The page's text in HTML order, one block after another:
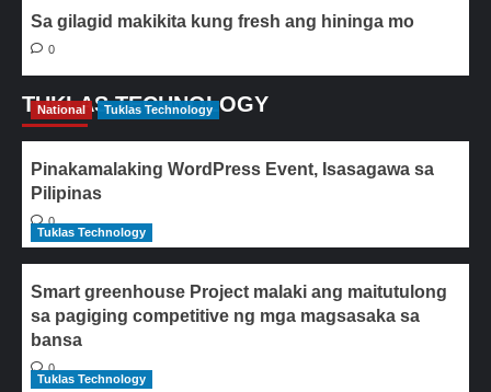
Sa gilagid makikita kung fresh ang hininga mo
0
TUKLAS TECHNOLOGY
National Tuklas Technology
Pinakamalaking WordPress Event, Isasagawa sa
Pilipinas
0
Tuklas Technology
Smart greenhouse Project malaki ang maitutulong
sa pagiging competitive ng mga magsasaka sa
bansa
0
Tuklas Technology